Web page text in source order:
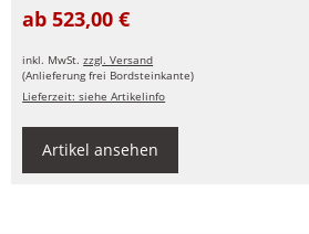
ab 523,00 €
inkl. MwSt.zzgl. Versand
(Anlieferung frei Bordsteinkante)
Lieferzeit: siehe Artikelinfo
Artikel ansehen